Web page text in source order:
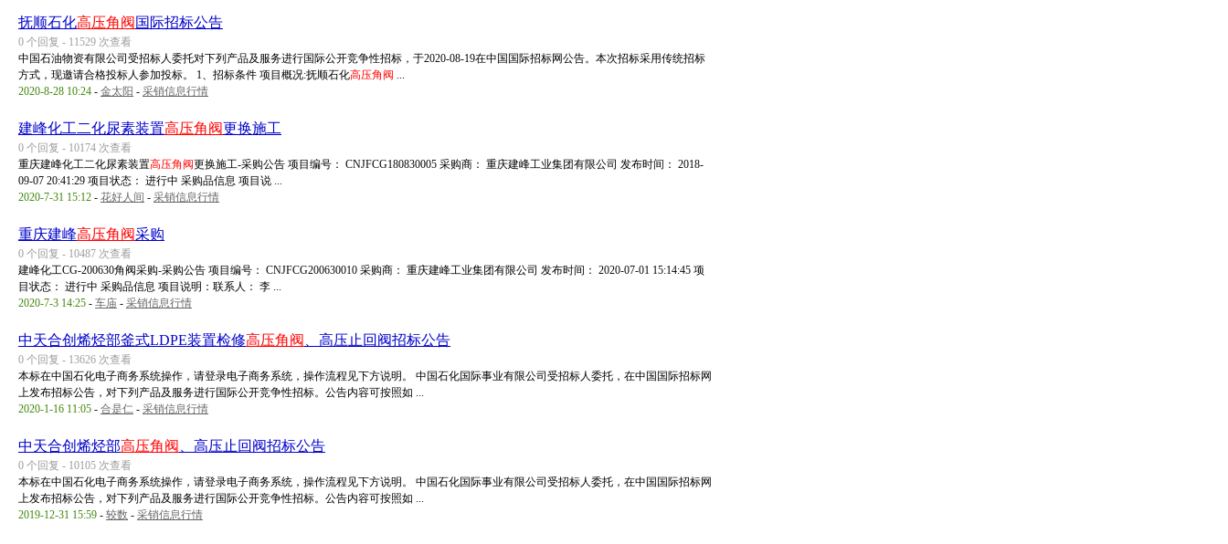
抚顺石化高压角阀 国际招标公告
0 个回复 - 11529 次查看
中国石油物资有限公司受招标人委托对下列产品及服务进行国际公开竞争性招标，于2020-08-19在中国国际招标网公告。本次招标采用传统招标
方式，现邀请合格投标人参加投标。 1、招标条件 项目概况:抚顺石化高压角阀 ...
2020-8-28 10:24 - 金太阳 - 采销信息行情
建峰化工二化尿素装置高压角阀更换施工
0 个回复 - 10174 次查看
重庆建峰化工二化尿素装置高压角阀更换施工-采购公告 项目编号： CNJFCG180830005 采购商： 重庆建峰工业集团有限公司 发布时间： 2018-
09-07 20:41:29 项目状态： 进行中 采购品信息 项目说 ...
2020-7-31 15:12 - 花好人间 - 采销信息行情
重庆建峰高压角阀采购
0 个回复 - 10487 次查看
建峰化工CG-200630角阀采购-采购公告 项目编号： CNJFCG200630010 采购商： 重庆建峰工业集团有限公司 发布时间： 2020-07-01 15:14:45 项
目状态： 进行中 采购品信息 项目说明：联系人： 李 ...
2020-7-3 14:25 - 车庙 - 采销信息行情
中天合创烯烃部釜式LDPE装置检修高压角阀 、高压止回阀招标公告
0 个回复 - 13626 次查看
本标在中国石化电子商务系统操作，请登录电子商务系统，操作流程见下方说明。 中国石化国际事业有限公司受招标人委托，在中国国际招标网
上发布招标公告，对下列产品及服务进行国际公开竞争性招标。公告内容可按照如 ...
2020-1-16 11:05 - 合是仁 - 采销信息行情
中天合创烯烃部高压角阀 、高压止回阀招标公告
0 个回复 - 10105 次查看
本标在中国石化电子商务系统操作，请登录电子商务系统，操作流程见下方说明。 中国石化国际事业有限公司受招标人委托，在中国国际招标网
上发布招标公告，对下列产品及服务进行国际公开竞争性招标。公告内容可按照如 ...
2019-12-31 15:59 - 较数 - 采销信息行情